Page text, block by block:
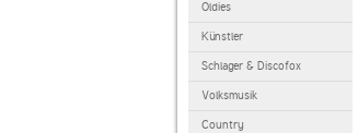
Oldies
Künstler
Schlager & Discofox
Volksmusik
Country